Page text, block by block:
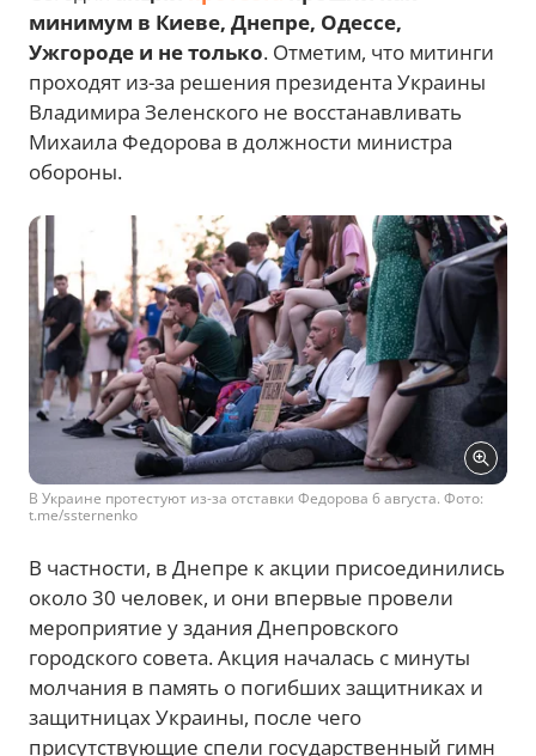
минимум в Киеве, Днепре, Одессе,
Ужгороде и не только. Отметим, что митинги
проходят из-за решения президента Украины
Владимира Зеленского не восстанавливать
Михаила Федорова в должности министра
обороны.
В Украине протестуют из-за отставки Федорова 6 августа. Фото:
t.me/ssternenko
В частности, в Днепре к акции присоединились
около 30 человек, и они впервые провели
мероприятие у здания Днепровского
городского совета. Акция началась с минуты
молчания в память о погибших защитниках и
защитницах Украины, после чего
присутствующие спели государственный гимн